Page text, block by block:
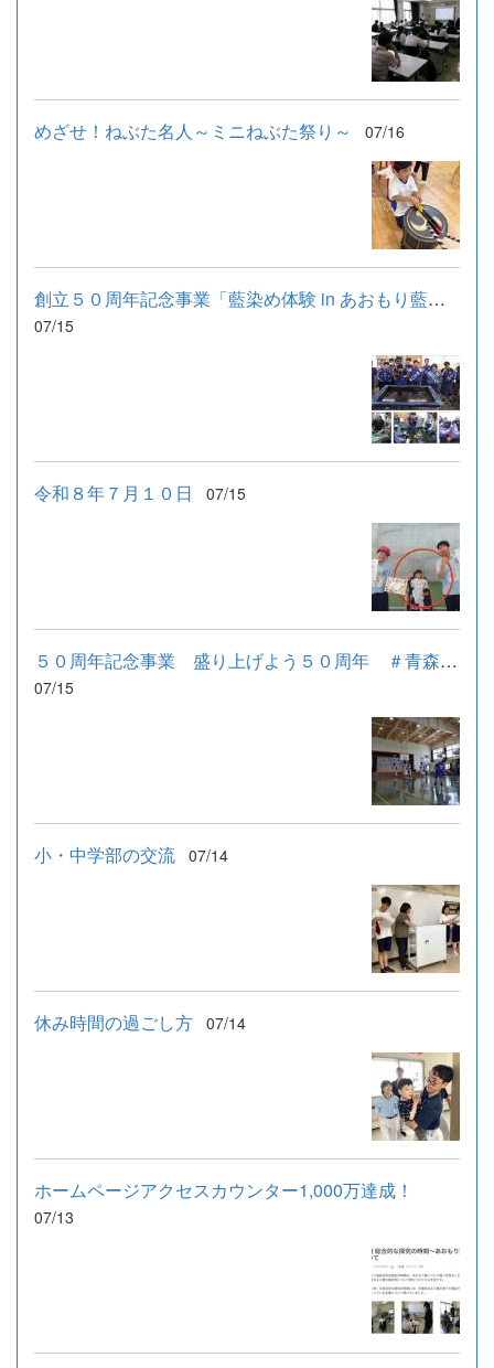
めざせ！ねぶた名人～ミニねぶた祭り～ 07/16
創立５０周年記念事業「藍染め体験 in あおもり藍産業株式会社」
07/15
令和８年７月１０日 07/15
５０周年記念事業 盛り上げよう５０周年 ＃青森ワッツとともに...
07/15
小・中学部の交流 07/14
休み時間の過ごし方 07/14
ホームページアクセスカウンター1,000万達成！
07/13